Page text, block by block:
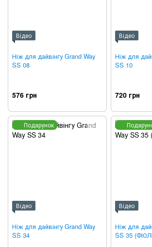
Відео
Ніж для дайвінгу Grand Way
SS 08
576 грн
Відео
Ніж для
SS 10
720 грн
Подарунок
Відео
Ніж для дайвінгу Grand Way
SS 34
Відео
Ніж для
SS 35